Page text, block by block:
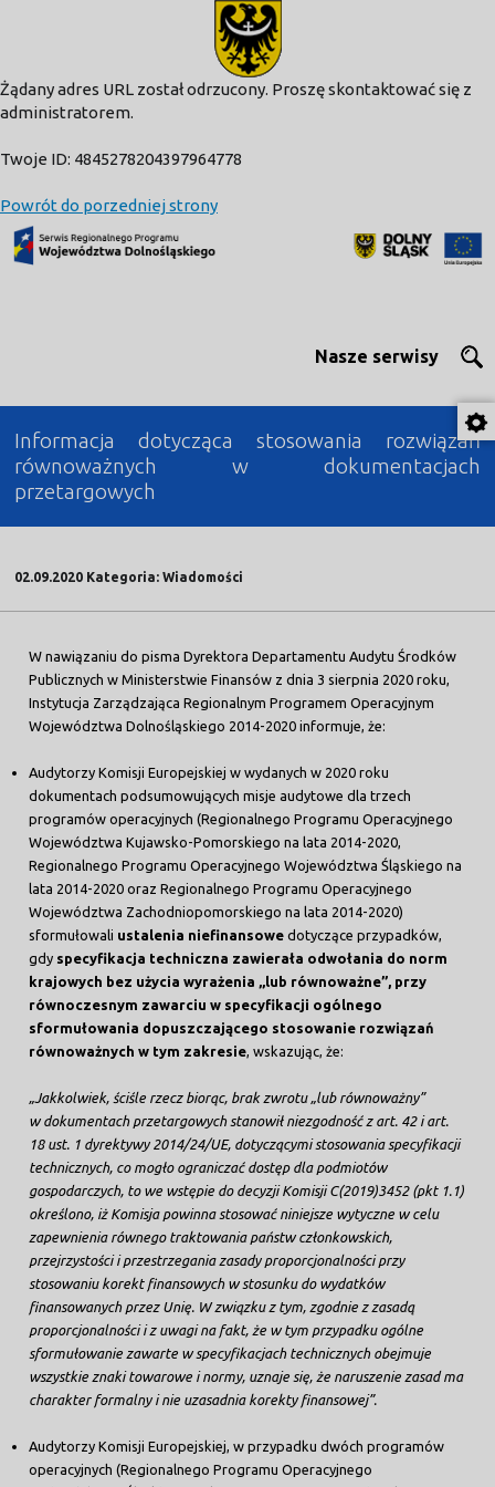
Żądany adres URL został odrzucony. Proszę skontaktować się z
administratorem.
Twoje ID: 4845278204397964778
Powrót do porzedniej strony
Nasze serwisy
Informacja dotycząca stosowania rozwiązań
równoważnych w dokumentacjach
przetargowych
02.09.2020 Kategoria: Wiadomości
W nawiązaniu do pisma Dyrektora Departamentu Audytu Środków
Publicznych w Ministerstwie Finansów z dnia 3 sierpnia 2020 roku,
Instytucja Zarządzająca Regionalnym Programem Operacyjnym
Województwa Dolnośląskiego 2014-2020 informuje, że:
Audytorzy Komisji Europejskiej w wydanych w 2020 roku
dokumentach podsumowujących misje audytowe dla trzech
programów operacyjnych (Regionalnego Programu Operacyjnego
Województwa Kujawsko-Pomorskiego na lata 2014-2020,
Regionalnego Programu Operacyjnego Województwa Śląskiego na
lata 2014-2020 oraz Regionalnego Programu Operacyjnego
Województwa Zachodniopomorskiego na lata 2014-2020)
sformułowali ustalenia niefinansowedotyczące przypadków,
gdy specyfikacja techniczna zawierała odwołania do norm
krajowych bez użycia wyrażenia „lub równoważne”, przy
równoczesnym zawarciu w specyfikacji ogólnego
sformułowania dopuszczającego stosowanie rozwiązań
równoważnych w tym zakresie , wskazując, że:
„Jakkolwiek, ściśle rzecz biorąc, brak zwrotu „lub równoważny”
w dokumentach przetargowych stanowił niezgodność z art. 42 i art.
18 ust. 1 dyrektywy 2014/24/UE, dotyczącymi stosowania specyfikacji
technicznych, co mogło ograniczać dostęp dla podmiotów
gospodarczych, to we wstępie do decyzji Komisji C(2019)3452 (pkt 1.1)
określono, iż Komisja powinna stosować niniejsze wytyczne w celu
zapewnienia równego traktowania państw członkowskich,
przejrzystości i przestrzegania zasady proporcjonalności przy
stosowaniu korekt finansowych w stosunku do wydatków
finansowanych przez Unię. W związku z tym, zgodnie z zasadą
proporcjonalności i z uwagi na fakt, że w tym przypadku ogólne
sformułowanie zawarte w specyfikacjach technicznych obejmuje
wszystkie znaki towarowe i normy, uznaje się, że naruszenie zasad ma
charakter formalny i nie uzasadnia korekty finansowej”.
Audytorzy Komisji Europejskiej, w przypadku dwóch programów
operacyjnych (Regionalnego Programu Operacyjnego
modal-check